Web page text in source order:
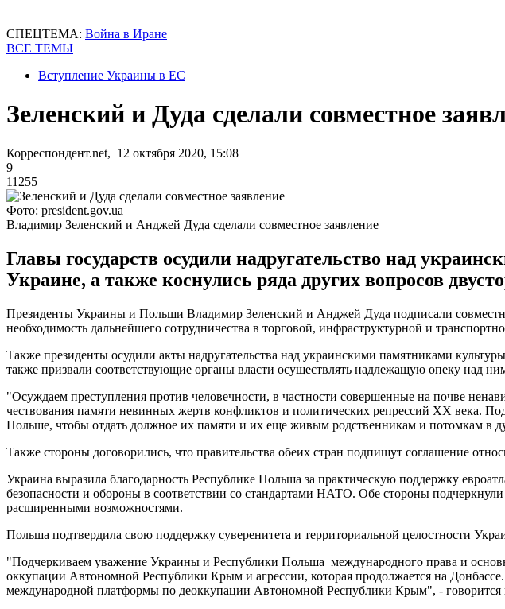
СПЕЦТЕМА: Война в Иране
ВСЕ ТЕМЫ
Вступление Украины в ЕС
Зеленский и Дуда сделали совместное
Корреспондент.net, 12 октября 2020, 15:08
9
11255
Фото: president.gov.ua
Владимир Зеленский и Анджей Дуда сделали совместное заявление
Главы государств осудили надругательство над
Украине, а также коснулись ряда других вопросов
Президенты Украины и Польши Владимир Зеленский и Анджей Дуда подписали
необходимость дальнейшего сотрудничества в торговой, инфраструктурной и
Также президенты осудили акты надругательства над украинскими памятниками
также призвали соответствующие органы власти осуществлять надлежащую опеку над
"Осуждаем преступления против человечности, в частности совершенные на почве
чествования памяти невинных жертв конфликтов и политических репрессий ХХ века.
Польше, чтобы отдать должное их памяти и их еще живым родственникам и потомкам в
Также стороны договорились, что правительства обеих стран подпишут соглашение
Украина выразила благодарность Республике Польша за практическую поддержку
безопасности и обороны в соответствии со стандартами НАТО. Обе стороны
расширенными возможностями.
Польша подтвердила свою поддержку суверенитета и территориальной целостности
"Подчеркиваем уважение Украины и Республики Польша международного права и
оккупации Автономной Республики Крым и агрессии, которая продолжается на
международной платформы по деоккупации Автономной Республики Крым", - говорится